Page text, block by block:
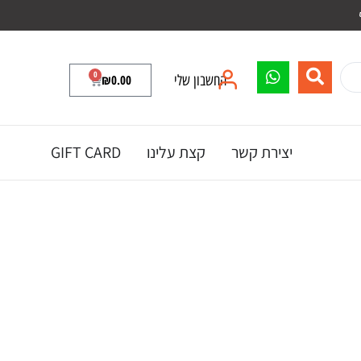
החשבון שלי ₪0.00
0
יצירת קשר קצת עלינו GIFT CARD